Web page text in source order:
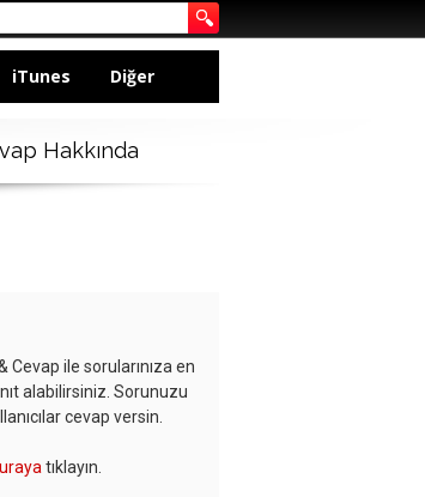
iTunes Diğer
Hakkında
Cevap ile sorularınıza en
alabilirsiniz. Sorunuzu
cevap versin.
tıklayın.